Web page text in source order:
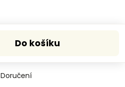
Do košíku
Doručení